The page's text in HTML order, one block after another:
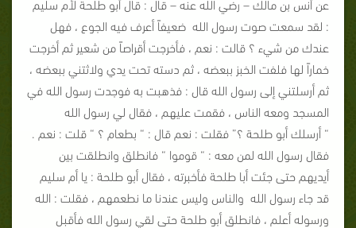
: لقد سمعت صوت رسول الله ضعيفاً أعرف فيه الجوع ، فهل
عندك من شيء ؟ قالت : نعم ، فأخرجت أقراصاً من شعير ثم أخرجت
خماراً لها فلفت الخبز ببعضه ، ثم دسته تحت يدي ولاثتني ببعضه ،
ثم أرسلتني إلى رسول الله قال : فذهبت به فوجدت رسول الله في
المسجد ومعه الناس ، فقمت عليهم ، فقال لي رسول الله
“ أرسلك أبو طلحة ؟” فقلت : نعم قال : “ بطعام ؟ “ قلت : نعم .
فقال رسول الله لمن معه : “ قوموا “ فانطلق وانطلقت بين
أيديهم حتى جئت أبا طلحة فأخبرته ، فقال أبو طلحة : يا أم سليم
قد جاء رسول الله والناس وليس عندنا ما نطعمهم ، فقلت : الله
ورسوله أعلم ، فانطلق أبو طلحة حتى لقي رسول الله فأقبل